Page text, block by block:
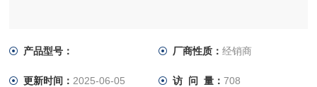
产品型号： 厂商性质： 经销商
更新时间： 2025-06-05 访 问 量： 708